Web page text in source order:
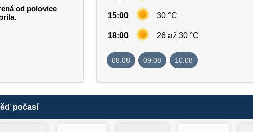
od polovice
15:00 30 °C
18:00 26 až 30 °C
08.08 09.08 10.08
počasí